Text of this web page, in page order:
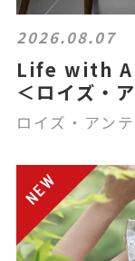
2026.08.07
Life with
＜ロイズ・
ロイズ・アン